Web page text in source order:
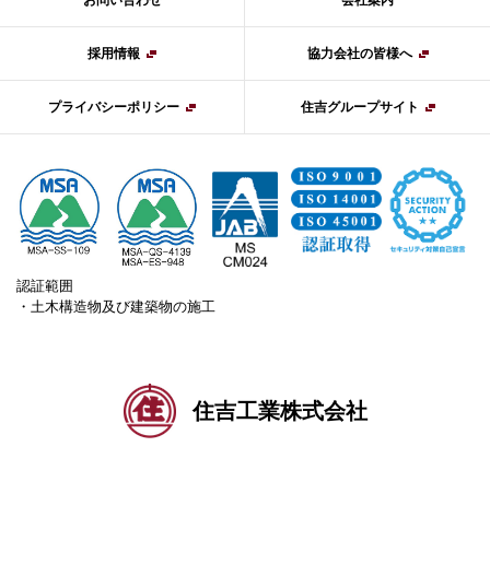
採用情報 協力会社の皆様へ
プライバシーポリシー 住吉グループサイト
認証範囲
・土木構造物及び建築物の施工
住吉工業株式会社